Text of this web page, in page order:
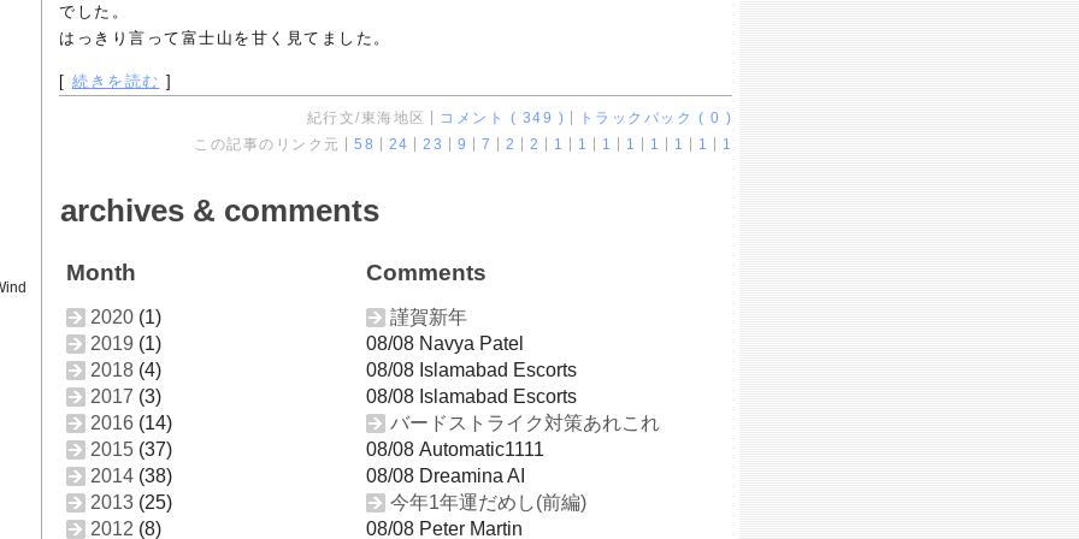
でした。
はっきり言って富士山を甘く見てました。
[ 続きを読む ]
紀行文/東海地区 コメント ( 349 )
トラックバック ( 0 )
この記事のリンク元
58 24 23 9 7 2 2 1 1 1 1 1 1 1 1
archives & comments
Month
2020 (1)
2019 (1)
2018 (4)
2017 (3)
2016 (14)
2015 (37)
2014 (38)
2013 (25)
2012 (8)
Comments
謹賀新年
08/08 Navya Patel
08/08 Islamabad Escorts
08/08 Islamabad Escorts
バードストライク対策あれこれ
08/08 Automatic1111
08/08 Dreamina AI
今年1年運だめし(前編)
08/08 Peter Martin